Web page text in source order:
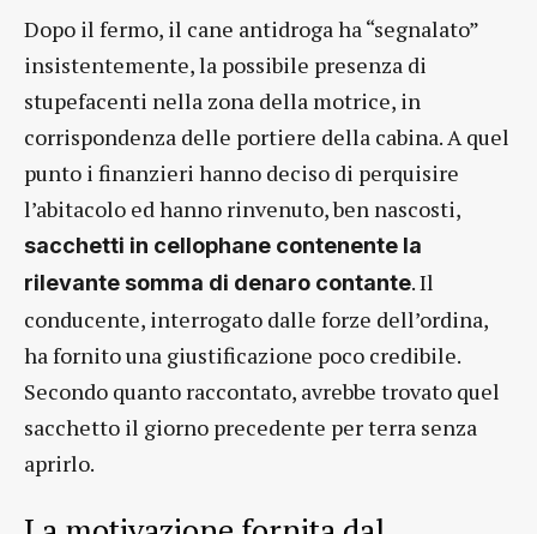
Dopo il fermo, il cane antidroga ha “segnalato”
insistentemente, la possibile presenza di
stupefacenti nella zona della motrice, in
corrispondenza delle portiere della cabina. A quel
punto i finanzieri hanno deciso di perquisire
l’abitacolo ed hanno rinvenuto, ben nascosti,
sacchetti in cellophane contenente la
rilevante somma di denaro contante. Il
conducente, interrogato dalle forze dell’ordina,
ha fornito una giustificazione poco credibile.
Secondo quanto raccontato, avrebbe trovato quel
sacchetto il giorno precedente per terra senza
aprirlo.